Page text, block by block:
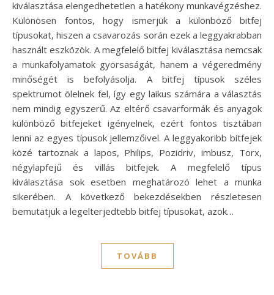
kiválasztása elengedhetetlen a hatékony munkavégzéshez.
Különösen fontos, hogy ismerjük a különböző bitfej
típusokat, hiszen a csavarozás során ezek a leggyakrabban
használt eszközök. A megfelelő bitfej kiválasztása nemcsak
a munkafolyamatok gyorsaságát, hanem a végeredmény
minőségét is befolyásolja. A bitfej típusok széles
spektrumot ölelnek fel, így egy laikus számára a választás
nem mindig egyszerű. Az eltérő csavarformák és anyagok
különböző bitfejeket igényelnek, ezért fontos tisztában
lenni az egyes típusok jellemzőivel. A leggyakoribb bitfejek
közé tartoznak a lapos, Philips, Pozidriv, imbusz, Torx,
négylapfejű és villás bitfejek. A megfelelő típus
kiválasztása sok esetben meghatározó lehet a munka
sikerében. A következő bekezdésekben részletesen
bemutatjuk a legelterjedtebb bitfej típusokat, azok…
TOVÁBB